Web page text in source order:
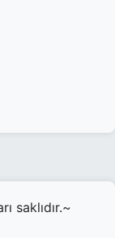
saklıdır.~